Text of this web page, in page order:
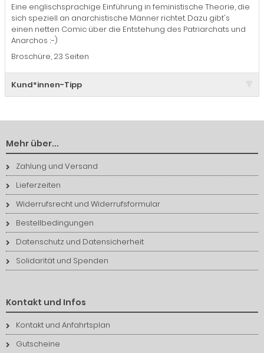
Eine englischsprachige Einführung in feministische Theorie, die
sich speziell an anarchistische Männer richtet. Dazu gibt's
einen netten Comic über die Entstehung des Patriarchats und
Anarchos ;-)
Broschüre, 23 Seiten
Kund*innen-Tipp
Mehr über...
Zahlung und Versand
Lieferzeiten
Widerrufsrecht und Widerrufsformular
Bestellbedingungen
Datenschutz und Datensicherheit
Solidarität und Spenden
Kontakt und Infos
Kontakt und Anfahrtsplan
Gutscheine